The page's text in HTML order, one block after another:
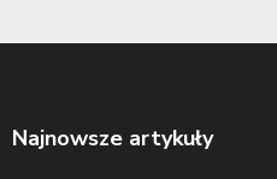
Najnowsze artykuły